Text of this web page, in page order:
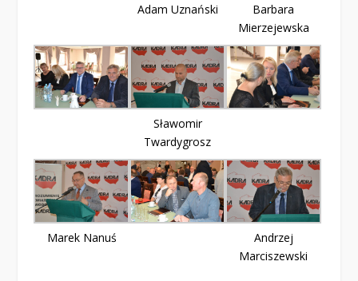
Adam Uznański
Barbara
Mierzejewska
Sławomir
Twardygrosz
Marek Nanuś
Andrzej
Marciszewski